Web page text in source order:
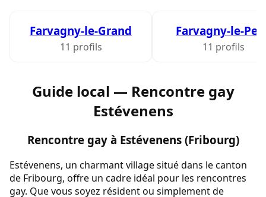
Farvagny-le-Grand
11 profils
Farvagny-le-
11 profils
Guide local — Rencontre gay
Estévenens
Rencontre gay à Estévenens (Fribourg)
Estévenens, un charmant village situé dans le canton
de Fribourg, offre un cadre idéal pour les rencontres
gay. Que vous soyez résident ou simplement de